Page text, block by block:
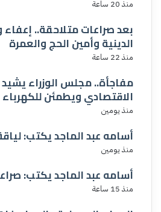
منذ 20 ساعة
بعد صراعات متلاحقة.. إعفاء
الدينية وأمين الحج والعمرة
منذ 22 ساعة
مفاجأة.. مجلس الوزراء يشيد
الاقتصادي ويطمئن للكهرباء
منذ يومين
أسامه عبد الماجد يكتب:
منذ يومين
أسامه عبد الماجد يكتب:
منذ 15 ساعة